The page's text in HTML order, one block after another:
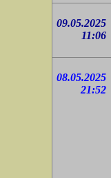
09.05.2025
11:06
08.05.2025
21:52